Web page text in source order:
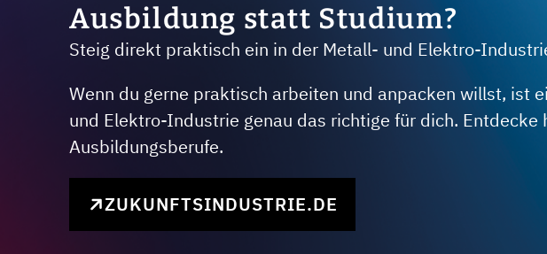
Ausbildung statt Studium?
Steig direkt praktisch ein in der Metall- und Elektro-
Wenn du gerne praktisch arbeiten und anpacken willst, ist
und Elektro-Industrie genau das richtige für dich. Entdecke
Ausbildungsberufe.
ZUKUNFTSINDUSTRIE.DE